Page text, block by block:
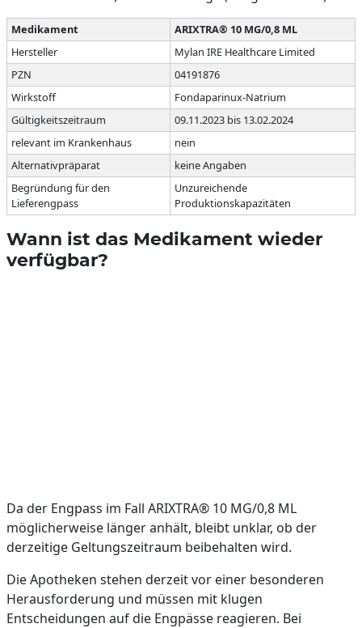
Medikament
ARIXTRA® 10 MG/0,8 ML
Hersteller
Mylan IRE Healthcare Limited
PZN
04191876
Wirkstoff
Fondaparinux-Natrium
Gültigkeitszeitraum
09.11.2023 bis 13.02.2024
relevant im Krankenhaus
nein
Alternativpräparat
keine Angaben
Begründung für den
Lieferengpass
Unzureichende
Produktionskapazitäten
Wann ist das Medikament wieder
verfügbar?
Da der Engpass im Fall ARIXTRA® 10 MG/0,8 ML
möglicherweise länger anhält, bleibt unklar, ob der
derzeitige Geltungszeitraum beibehalten wird.
Die Apotheken stehen derzeit vor einer besonderen
Herausforderung und müssen mit klugen
Entscheidungen auf die Engpässe reagieren. Bei